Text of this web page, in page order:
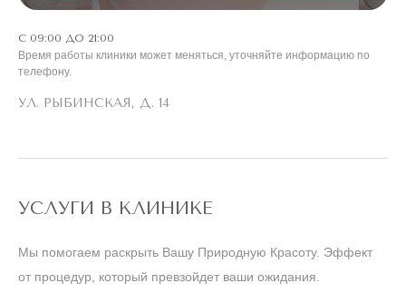
С 09:00 ДО 21:00
Время работы клиники может меняться, уточняйте информацию по
телефону.
УЛ. РЫБИНСКАЯ, Д. 14
УСЛУГИ В КЛИНИКЕ
Мы помогаем раскрыть Вашу Природную Красоту. Эффект
от процедур, который превзойдет ваши ожидания.